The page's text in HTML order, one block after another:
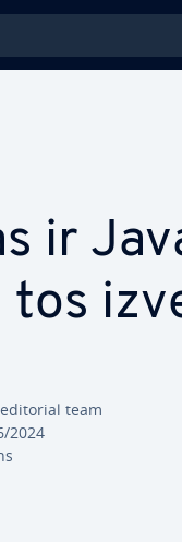
ir
tos
team
2024